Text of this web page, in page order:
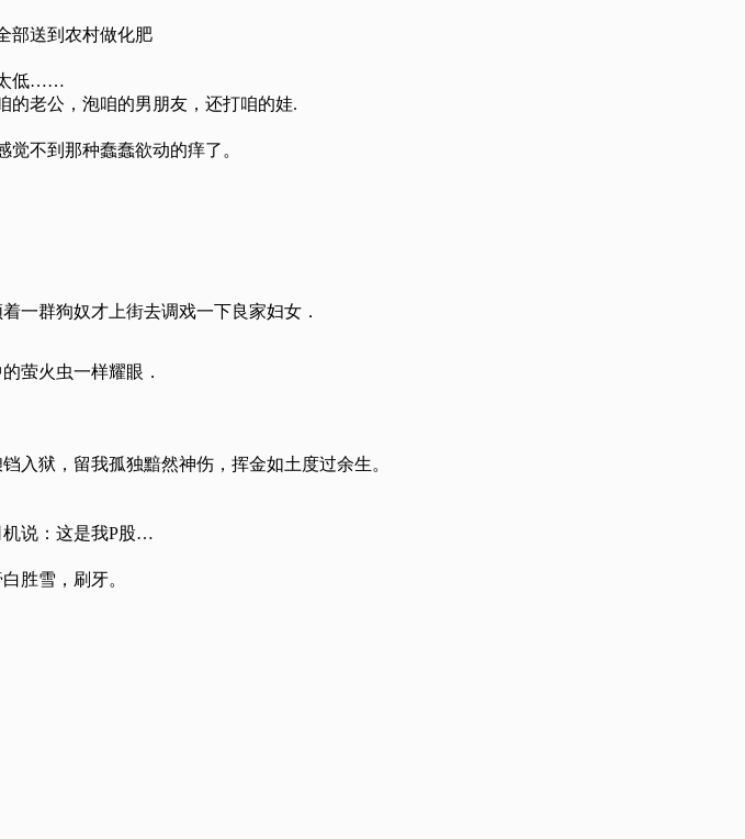
部送到农村做化肥
太低……
老公，泡咱的男朋友，还打咱的娃.
不到那种蠢蠢欲动的痒了。
一群狗奴才上街去调戏一下良家妇女．
萤火虫一样耀眼．
狱，留我孤独黯然神伤，挥金如土度过余生。
说：这是我P股…
胜雪，刷牙。